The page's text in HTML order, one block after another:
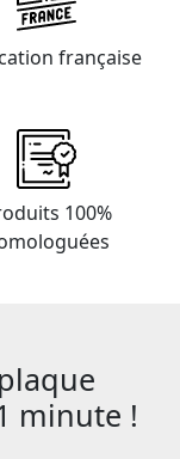
française
100%
minute !